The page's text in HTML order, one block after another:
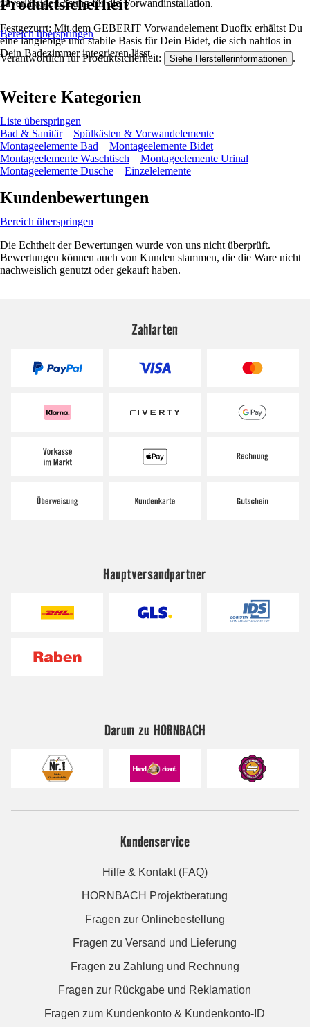
zuverlässige Lösung für die Vorwandinstallation.
Festgezurrt: Mit dem GEBERIT Vorwandelement Duofix erhältst Du
eine langlebige und stabile Basis für Dein Bidet, die sich nahtlos in
Dein Badezimmer integrieren lässt.
Produktsicherheit
Bereich überspringen
Verantwortlich für Produktsicherheit: Siehe Herstellerinformationen .
Weitere Kategorien
Liste überspringen
Bad & Sanitär
Spülkästen & Vorwandelemente
Montageelemente Bad
Montageelemente Bidet
Montageelemente Waschtisch
Montageelemente Urinal
Montageelemente Dusche
Einzelelemente
Kundenbewertungen
Bereich überspringen
Die Echtheit der Bewertungen wurde von uns nicht überprüft.
Bewertungen können auch von Kunden stammen, die die Ware nicht
nachweislich genutzt oder gekauft haben.
Zahlarten
Hauptversandpartner
Darum zu HORNBACH
Kundenservice
Hilfe & Kontakt (FAQ)
HORNBACH Projektberatung
Fragen zur Onlinebestellung
Fragen zu Versand und Lieferung
Fragen zu Zahlung und Rechnung
Fragen zur Rückgabe und Reklamation
Fragen zum Kundenkonto & Kundenkonto-ID